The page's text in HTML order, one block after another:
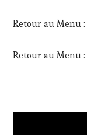
Retour au Menu :
Retour au Menu :